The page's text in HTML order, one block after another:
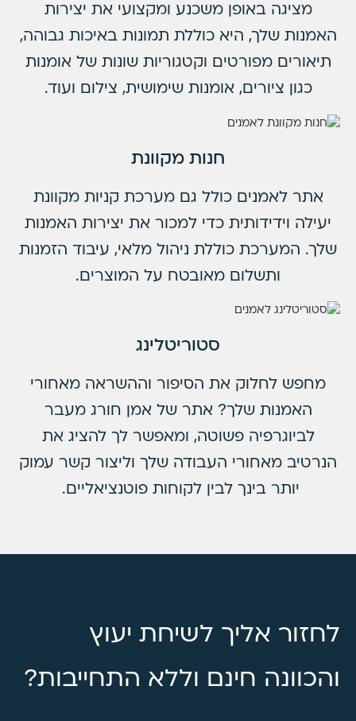
מציגה באופן משכנע ומקצועי את יצירות
האמנות שלך, היא כוללת תמונות באיכות גבוהה,
תיאורים מפורטים וקטגוריות שונות של אומנות
כגון ציורים, אומנות שימושית, צילום ועוד.
חנות מקוונת
אתר לאמנים כולל גם מערכת קניות מקוונת
יעילה וידידותית כדי למכור את יצירות האמנות
שלך. המערכת כוללת ניהול מלאי, עיבוד הזמנות
ותשלום מאובטח על המוצרים.
סטוריטלינג
מחפש לחלוק את הסיפור וההשראה מאחורי
האמנות שלך? אתר של אמן חורג מעבר
לביוגרפיה פשוטה, ומאפשר לך להציג את
הנרטיב מאחורי העבודה שלך וליצור קשר עמוק
יותר בינך לבין לקוחות פוטנציאליים.
לחזור אליך לשיחת יעוץ
והכוונה חינם וללא התחייבות?